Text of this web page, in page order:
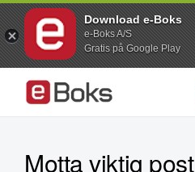
Download e-Boks
e-Boks A/S
Gratis på Google Play
Motta viktig post